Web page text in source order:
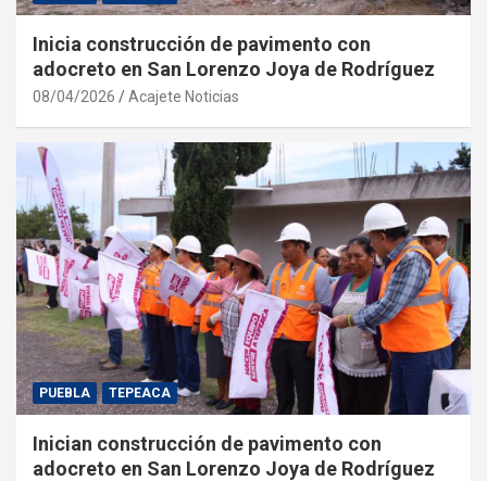
Inicia construcción de pavimento con
adocreto en San Lorenzo Joya de Rodríguez
08/04/2026 Acajete Noticias
PUEBLA TEPEACA
Inician construcción de pavimento con
adocreto en San Lorenzo Joya de Rodríguez